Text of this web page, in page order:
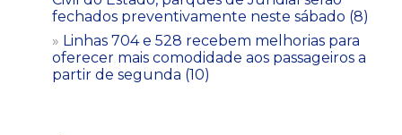
fechados preventivamente neste sábado (8)
Linhas 704 e 528 recebem melhorias para
oferecer mais comodidade aos passageiros a
partir de segunda (10)